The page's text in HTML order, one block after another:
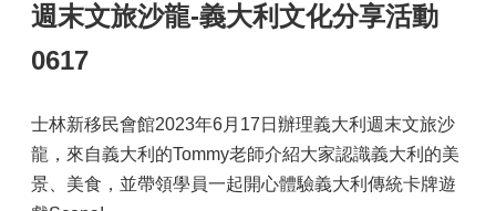
週末文旅沙龍-義大利文化分享活動
0617
士林新移民會館2023年6月17日辦理義大利週末文旅沙
龍，來自義大利的Tommy老師介紹大家認識義大利的美
景、美食，並帶領學員一起開心體驗義大利傳統卡牌遊